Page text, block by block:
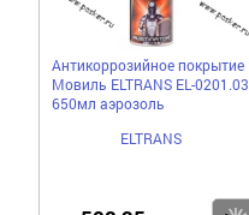
Антикоррозийное покрытие
Мовиль ELTRANS EL-0201.03
650мл аэрозоль
ELTRANS